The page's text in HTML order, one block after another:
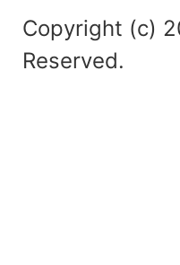
Copyright (c)
Reserved.